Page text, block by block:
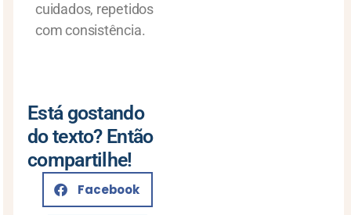
cuidados, repetidos
com consistência.
Está gostando
do texto? Então
compartilhe!
Facebook